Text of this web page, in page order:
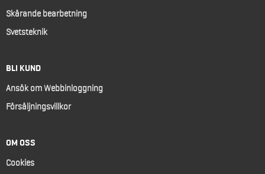
Skärande bearbetning
Svetsteknik
BLI KUND
Ansök om Webbinloggning
Försäljningsvillkor
OM OSS
Cookies